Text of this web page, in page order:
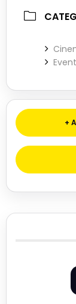
+